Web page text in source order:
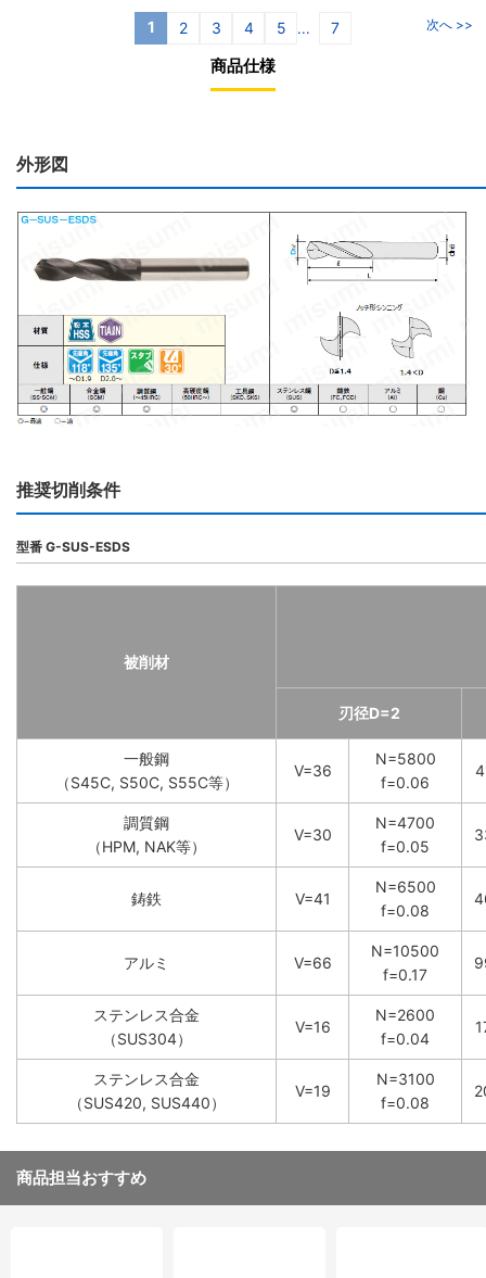
1 2 3 4 5 ... 7 次へ >>
商品仕様
外形図
推奨切削条件
型番 G-SUS-ESDS
被削材
刃径D=2
一般鋼
（S45C, S50C, S55C等）
V=36
N=5800
f=0.06
調質鋼
（HPM, NAK等）
V=30
N=4700
f=0.05
鋳鉄 V=41
N=6500
f=0.08
アルミ V=66
N=10500
f=0.17
ステンレス合金
（SUS304）
V=16
N=2600
f=0.04
ステンレス合金
（SUS420, SUS440）
V=19
N=3100
f=0.08
商品担当おすすめ